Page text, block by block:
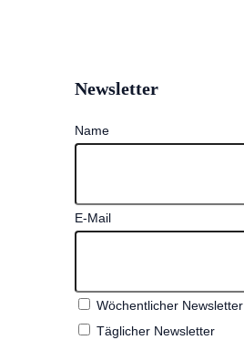
Newsletter
Name
E-Mail
Wöchentlicher Newsletter
Täglicher Newsletter